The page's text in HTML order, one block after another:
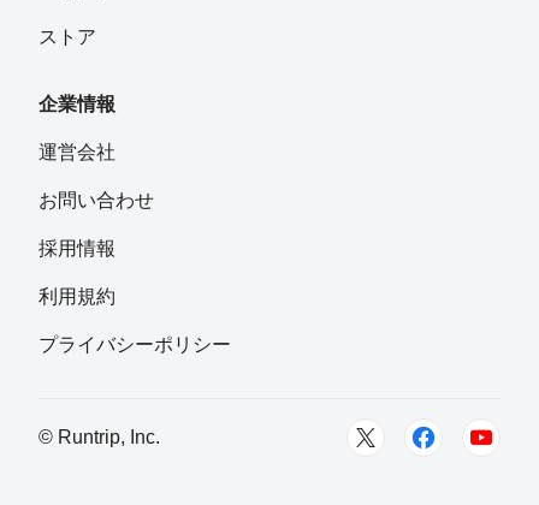
ストア
企業情報
運営会社
お問い合わせ
採用情報
利用規約
プライバシーポリシー
© Runtrip, Inc.